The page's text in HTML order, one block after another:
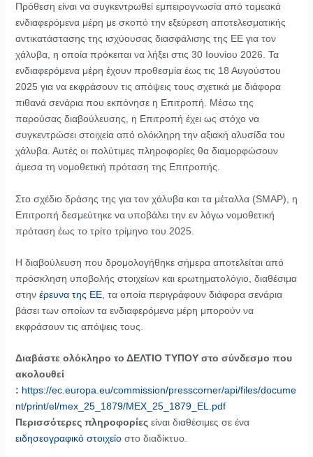
Πρόθεση είναι να συγκεντρωθεί εμπειρογνωσία από τομεακά
ενδιαφερόμενα μέρη με σκοπό την εξεύρεση αποτελεσματικής
αντικατάστασης της ισχύουσας διασφάλισης της ΕΕ για τον
χάλυβα, η οποία πρόκειται να λήξει στις 30 Ιουνίου 2026. Τα
ενδιαφερόμενα μέρη έχουν προθεσμία έως τις 18 Αυγούστου
2025 για να εκφράσουν τις απόψεις τους σχετικά με διάφορα
πιθανά σενάρια που εκπόνησε η Επιτροπή. Μέσω της
παρούσας διαβούλευσης, η Επιτροπή έχει ως στόχο να
συγκεντρώσει στοιχεία από ολόκληρη την αξιακή αλυσίδα του
χάλυβα. Αυτές οι πολύτιμες πληροφορίες θα διαμορφώσουν
άμεσα τη νομοθετική πρόταση της Επιτροπής.
Στο σχέδιο δράσης της για τον χάλυβα και τα μέταλλα (SMAP), η
Επιτροπή δεσμεύτηκε να υποβάλει την εν λόγω νομοθετική
πρόταση έως το τρίτο τρίμηνο του 2025.
Η διαβούλευση που δρομολογήθηκε σήμερα αποτελείται από
πρόσκληση υποβολής στοιχείων και ερωτηματολόγιο, διαθέσιμα
στην έρευνα της ΕΕ, τα οποία περιγράφουν διάφορα σενάρια
βάσει των οποίων τα ενδιαφερόμενα μέρη μπορούν να
εκφράσουν τις απόψεις τους.
Διαβάστε ολόκληρο το ΔΕΛΤΙΟ ΤΥΠΟΥ στο σύνδεσμο που
ακολουθεί
: https://ec.europa.eu/commission/presscorner/api/files/docume
nt/print/el/mex_25_1879/MEX_25_1879_EL.pdf
Περισσότερες πληροφορίεςείναι διαθέσιμες σε ένα
ειδησεογραφικό στοιχείοστο διαδίκτυο.